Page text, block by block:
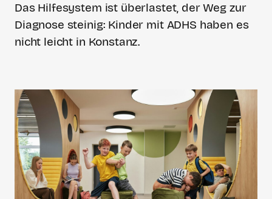
Das Hilfesystem ist überlastet, der Weg zur
Diagnose steinig: Kinder mit ADHS haben es
nicht leicht in Konstanz.